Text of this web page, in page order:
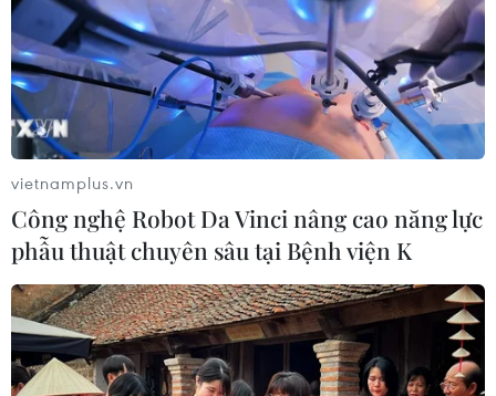
TIN CÙNG CHUYÊN MỤC
vietnamplus.vn
Công nghệ Robot Da Vinci nâng cao năng lực
phẫu thuật chuyên sâu tại Bệnh viện K